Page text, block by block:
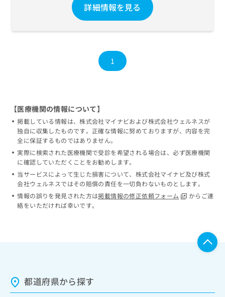
詳細情報を見る
1
【医療機関の情報について】
掲載している情報は、株式会社マイナビおよび株式会社ウェルネスが
独自に収集したものです。正確な情報に努めておりますが、内容を完
全に保証するものではありません。
実際に検索された医療機関で受診を希望される場合は、必ず医療機関
に確認していただくことをお勧めします。
当サービスによって生じた損害について、株式会社マイナビ及び株式
会社ウェルネスではその賠償の責任を一切負わないものとします。
情報の誤りを発見された方は掲載情報の修正依頼フォーム
からご連
絡をいただければ幸いです。
都道府県から探す